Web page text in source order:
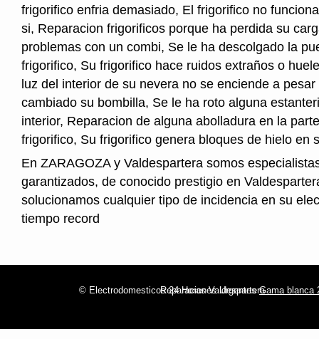
frigorifico enfria demasiado, El frigorifico no
si, Reparacion frigorificos porque ha perdida su
problemas con un combi, Se le ha descolgado la
frigorifico, Su frigorifico hace ruidos extraños o
luz del interior de su nevera no se enciende a
cambiado su bombilla, Se le ha roto alguna
interior, Reparacion de alguna abolladura en la
frigorifico, Su frigorifico genera bloques de hielo en
En ZARAGOZA y Valdespartera somos
garantizados, de conocido prestigio en
solucionamos cualquier tipo de incidencia en su
tiempo record
© Electrodomesticos 24 Horas Valdespartera
Reparaciones UrgentesGama blanca